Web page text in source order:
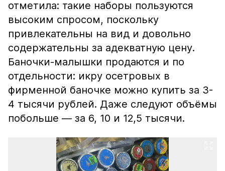
отметила: такие наборы пользуются
высоким спросом, поскольку
привлекательны на вид и довольно
содержательны за адекватную цену.
Баночки-малышки продаются и по
отдельности: икру осетровых в
фирменной баночке можно купить за 3-
4 тысячи рублей. Даже следуют объёмы
побольше — за 6, 10 и 12,5 тысячи.